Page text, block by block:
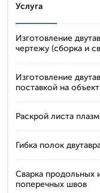
Услуга
Изготовление
чертежу (сборка и
Изготовление
поставкой на объект
Раскрой листа
Гибка полок
Сварка продольных
поперечных швов